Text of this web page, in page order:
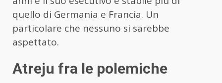
quello di Germania e Francia. Un
particolare che nessuno si sarebbe
aspettato.
Atreju fra le polemiche